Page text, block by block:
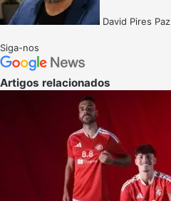
David Pires Paz
Siga-nos
Artigos relacionados